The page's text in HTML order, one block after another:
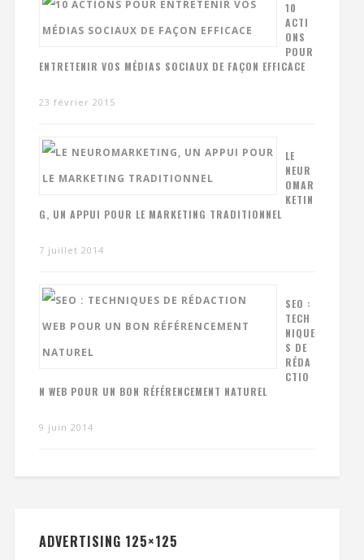
10
ACTI
ONS
POUR
ENTRETENIR VOS MÉDIAS SOCIAUX DE FAÇON EFFICACE
23 février 2015
LE
NEUR
OMAR
KETIN
G, UN APPUI POUR LE MARKETING TRADITIONNEL
7 juillet 2014
SEO :
TECH
NIQUE
S DE
RÉDA
CTIO
N WEB POUR UN BON RÉFÉRENCEMENT NATUREL
9 juin 2014
ADVERTISING 125×125